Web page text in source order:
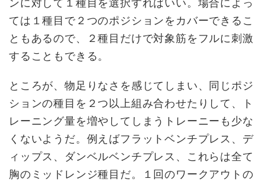
ンに対して１種目を選択すればいい。場合によっ
ては１種目で２つのポジションをカバーできるこ
ともあるので、２種目だけで対象筋をフルに刺激
することもできる。
ところが、物足りなさを感じてしまい、同じポジ
ションの種目を２つ以上組み合わせたりして、ト
レーニング量を増やしてしまうトレーニーも少な
くないようだ。例えばフラットベンチプレス、デ
ィップス、ダンベルベンチプレス、これらは全て
胸のミッドレンジ種目だ。１回のワークアウトの